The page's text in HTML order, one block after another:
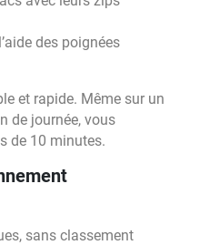
des poignées
et rapide. Même sur un
de journée, vous
de 10 minutes.
sans classement